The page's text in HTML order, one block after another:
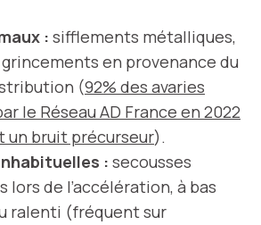
: sifflements métalliques,
en provenance du
(92% des avaries
le Réseau AD France en 2022
un bruit précurseur).
: secousses
lors de l’accélération, à bas
ralenti (fréquent sur